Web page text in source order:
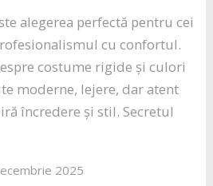
alegerea perfectă pentru cei
cu confortul.
costume rigide și culori
moderne, lejere, dar atent
încredere și stil. Secretul
2025